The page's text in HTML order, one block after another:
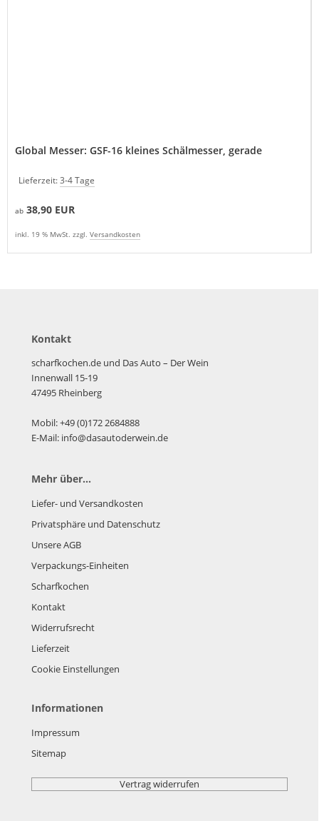
Global Messer: GSF-16 kleines Schälmesser, gerade
Lieferzeit:3-4 Tage
ab 38,90 EUR
inkl. 19 % MwSt. zzgl. Versandkosten
Kontakt
scharfkochen.de und Das Auto – Der Wein
Innenwall 15-19
47495 Rheinberg
Mobil: +49 (0)172 2684888
E-Mail: info@dasautoderwein.de
Mehr über...
Liefer- und Versandkosten
Privatsphäre und Datenschutz
Unsere AGB
Verpackungs-Einheiten
Scharfkochen
Kontakt
Widerrufsrecht
Lieferzeit
Cookie Einstellungen
Informationen
Impressum
Sitemap
Vertrag widerrufen